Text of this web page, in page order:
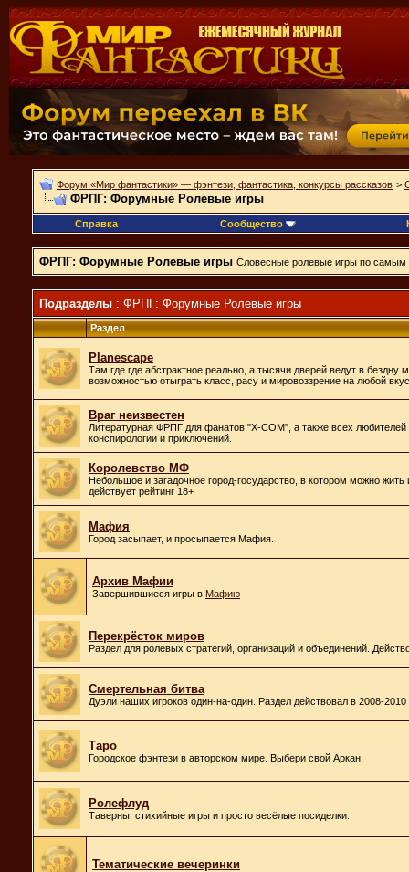
Форум «Мир фантастики» — фэнтези, фантастика, конкурсы рассказов >
ФРПГ: Форумные Ролевые игры
Справка Сообщество
ФРПГ: Форумные Ролевые игры Словесные ролевые игры по самым
Подразделы : ФРПГ: Форумные Ролевые игры
Раздел
Planescape
Там где где абстрактное реально, а тысячи дверей ведут в бездну
возможностью отыграть класс, расу и мировоззрение на любой
Враг неизвестен
Литературная ФРПГ для фанатов "X-COM", а также всех любителей
конспирологии и приключений.
Королевство МФ
Небольшое и загадочное город-государство, в котором можно жить
действует рейтинг 18+
Мафия
Город засыпает, и просыпается Мафия.
Архив Мафии
Завершившиеся игры в Мафию
Перекрёсток миров
Раздел для ролевых стратегий, организаций и объединений.
Смертельная битва
Дуэли наших игроков один-на-один. Раздел действовал в 2008-2010
Таро
Городское фэнтези в авторском мире. Выбери свой Аркан.
Ролефлуд
Таверны, стихийные игры и просто весёлые посиделки.
Тематические вечеринки